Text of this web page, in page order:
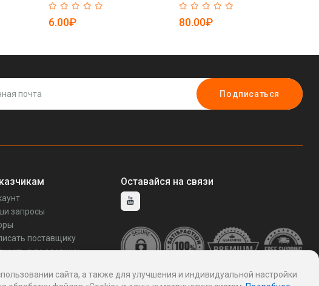
1N 2E 2E-E (арт. 25-
19085738)
6.00₽
85x110x12/17 (арт. 25-
19085488)
80.00₽
Подписаться
запросы
поставщику
в поддержку
Оставайся на связи
сайта, а также для улучшения и индивидуальной настройки